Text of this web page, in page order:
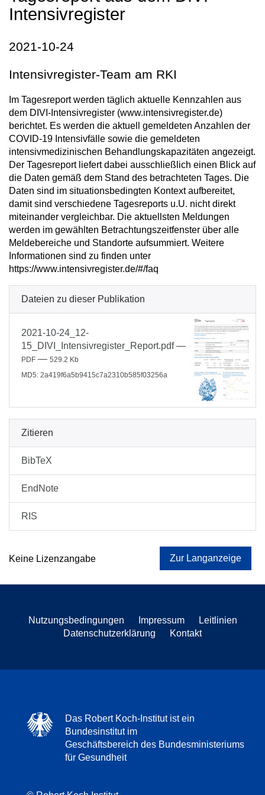
Intensivregister
2021-10-24
Intensivregister-Team am RKI
Im Tagesreport werden täglich aktuelle Kennzahlen aus
dem DIVI-Intensivregister (www.intensivregister.de)
berichtet. Es werden die aktuell gemeldeten Anzahlen der
COVID-19 Intensivfälle sowie die gemeldeten
intensivmedizinischen Behandlungskapazitäten angezeigt.
Der Tagesreport liefert dabei ausschließlich einen Blick auf
die Daten gemäß dem Stand des betrachteten Tages. Die
Daten sind im situationsbedingten Kontext aufbereitet,
damit sind verschiedene Tagesreports u.U. nicht direkt
miteinander vergleichbar. Die aktuellsten Meldungen
werden im gewählten Betrachtungszeitfenster über alle
Meldebereiche und Standorte aufsummiert. Weitere
Informationen sind zu finden unter
https://www.intensivregister.de/#/faq
Dateien zu dieser Publikation
2021-10-24_12-
15_DIVI_Intensivregister_Report.pdf—
PDF — 529.2 Kb
MD5: 2a419f6a5b9415c7a2310b585f03256a
Zitieren
BibTeX
EndNote
RIS
Keine Lizenzangabe Zur Langanzeige
Nutzungsbedingungen Impressum
Leitlinien
Datenschutzerklärung
Kontakt
Das Robert Koch-Institut ist ein
Bundesinstitut im
Geschäftsbereich des Bundesministeriums
für Gesundheit